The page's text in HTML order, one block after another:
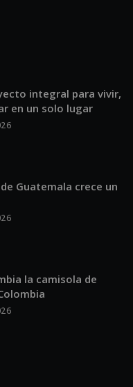
integral para vivir,
en un solo lugar
Guatemala crece un
la camisola de